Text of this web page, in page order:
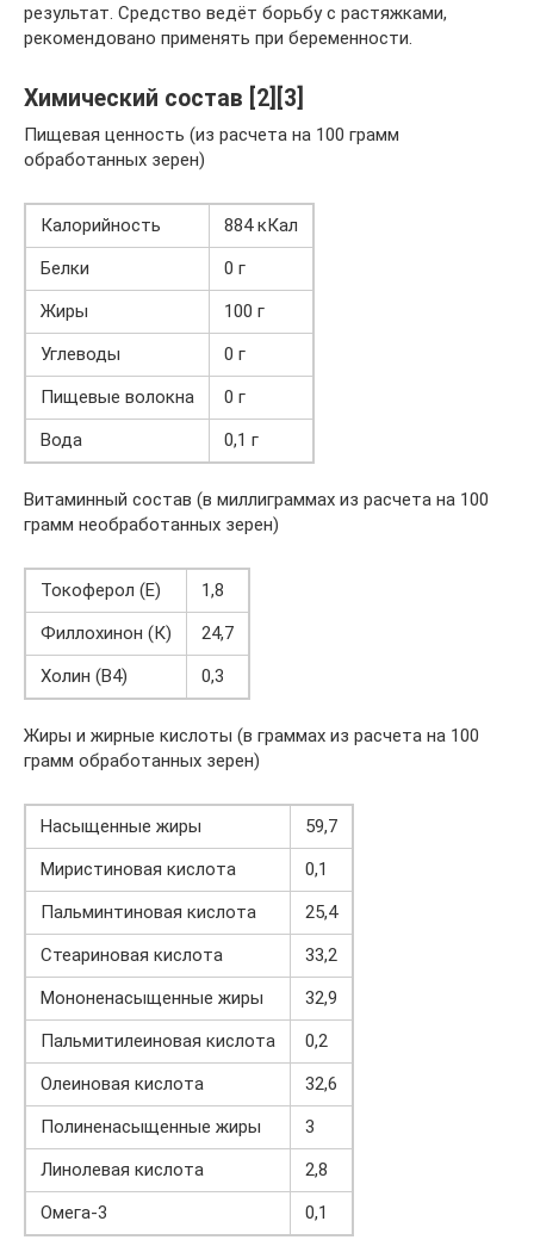
результат. Средство ведёт борьбу с растяжками,
рекомендовано применять при беременности.
Химический состав [2][3]
Пищевая ценность (из расчета на 100 грамм
обработанных зерен)
Калорийность
884 кКал
Белки
0 г
Жиры
100 г
Углеводы
0 г
Пищевые волокна
0 г
Вода
0,1 г
Витаминный состав (в миллиграммах из расчета на 100
грамм необработанных зерен)
Токоферол (Е)
1,8
Филлохинон (К)
24,7
Холин (В4)
0,3
Жиры и жирные кислоты (в граммах из расчета на 100
грамм обработанных зерен)
Насыщенные жиры
59,7
Миристиновая кислота
0,1
Пальминтиновая кислота
25,4
Стеариновая кислота
33,2
Мононенасыщенные жиры
32,9
Пальмитилеиновая кислота
0,2
Олеиновая кислота
32,6
Полиненасыщенные жиры
3
Линолевая кислота
2,8
Омега-3
0,1